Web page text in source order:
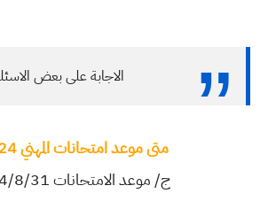
الاجابة على بعض
متى موعد امتحانات المهني 2024؟
ج/ موعد الامتحانات 2024/8/31